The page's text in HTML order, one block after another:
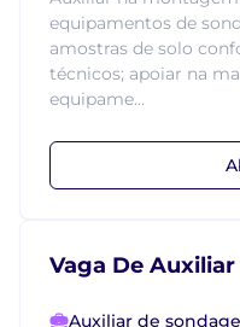
equipamentos de
amostras de solo
técnicos; apoiar na
equipame...
Vaga De
Auxiliar de